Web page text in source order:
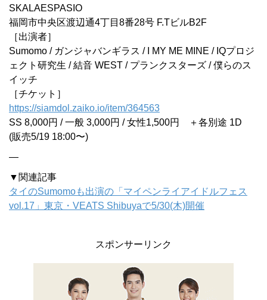
SKALAESPASIO
福岡市中央区渡辺通4丁目8番28号 F.TビルB2F
［出演者］
Sumomo / ガンジャバンギラス / I MY ME MINE / IQプロジ
ェクト研究生 / 結音 WEST / プランクスターズ / 僕らのス
イッチ
［チケット］
https://siamdol.zaiko.io/item/364563
SS 8,000円 / 一般 3,000円 / 女性1,500円 ＋各別途 1D
(販売5/19 18:00〜)
—
▼関連記事
タイのSumomoも出演の「マイペンライアイドルフェス
vol.17」東京・VEATS Shibuyaで5/30(木)開催
スポンサーリンク